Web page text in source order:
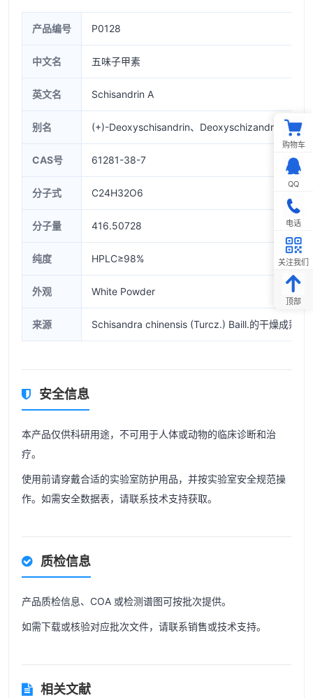
产品编号 P0128
中文名 五味子甲素
英文名 Schisandrin A
别名 (+)-Deoxyschisandrin、Deoxyschizandrin、
CAS号 61281-38-7
分子式 C24H32O6
分子量 416.50728
纯度 HPLC≥98%
外观 White Powder
来源 Schisandra chinensis (Turcz.) Baill.的干燥成熟果
安全信息
本产品仅供科研用途，不可用于人体或动物的临床诊断和治
疗。
使用前请穿戴合适的实验室防护用品，并按实验室安全规范操
作。如需安全数据表，请联系技术支持获取。
质检信息
产品质检信息、COA 或检测谱图可按批次提供。
如需下载或核验对应批次文件，请联系销售或技术支持。
相关文献
购物车
QQ
电话
关注我们
顶部